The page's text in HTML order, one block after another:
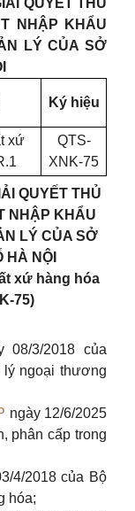
QUYẾT THỦ
NHẬP KHẨU
LÝ CỦA SỞ
Ký hiệu
xứ
QTS-
XNK-75
QUYẾT THỦ
NHẬP KHẨU
LÝ CỦA SỞ
HÀ NỘI
xứ hàng hóa
75)
08/3/2018 của
lý ngoại thương
ngày 12/6/2025
phân cấp trong
4/2018 của Bộ
hóa;